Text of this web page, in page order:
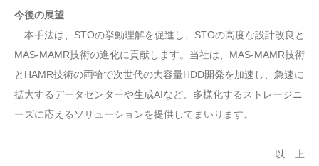
今後の展望
本手法は、STOの挙動理解を促進し、STOの高度な設計改良と
MAS-MAMR技術の進化に貢献します。当社は、MAS-MAMR技術
とHAMR技術の両輪で次世代の大容量HDD開発を加速し、急速に
拡大するデータセンターや生成AIなど、多様化するストレージニ
ーズに応えるソリューションを提供してまいります。
以 上